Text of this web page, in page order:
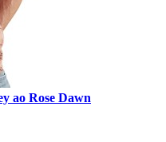
ao Rose Dawn